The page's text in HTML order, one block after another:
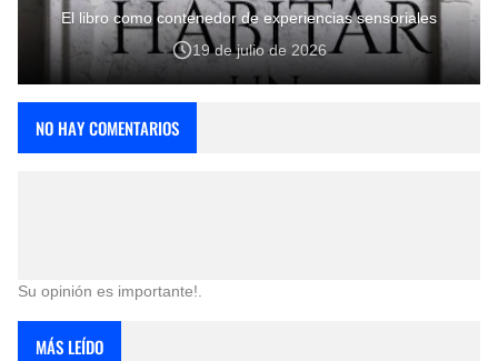
El libro como contenedor de experiencias sensoriales
19 de julio de 2026
NO HAY COMENTARIOS
Su opinión es importante!.
MÁS LEÍDO